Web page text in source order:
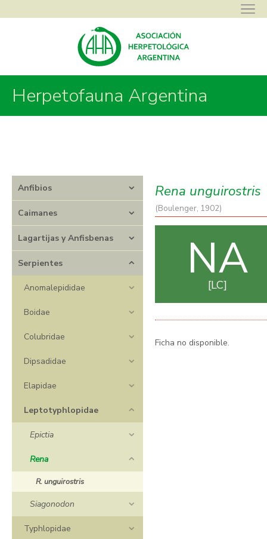
Asociación Herpetológica Argentina Herpetofauna Argentina
Serpientes >Leptotyphlopidae> Rena > Rena unguirostris
Herpetofauna Argentina
Anfibios
Caimanes
Lagartijas y Anfisbenas
Serpientes
Anomalepididae
Boidae
Colubridae
Dipsadidae
Elapidae
Leptotyphlopidae
Epictia
Rena
R. unguirostris
Siagonodon
Typhlopidae
Rena unguirostris
(Boulenger, 1902)
NA
LC
Ficha no disponible.